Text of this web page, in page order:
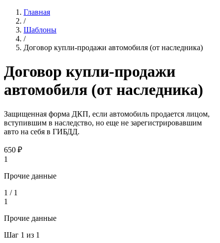
Главная
/
Шаблоны
/
Договор купли-продажи автомобиля (от наследника)
Договор купли-продажи
автомобиля (от наследника)
Защищенная форма ДКП, если автомобиль продается лицом,
вступившим в наследство, но еще не зарегистрировавшим
авто на себя в ГИБДД.
650 ₽
1
Прочие данные
1 / 1
1
Прочие данные
Шаг 1 из 1